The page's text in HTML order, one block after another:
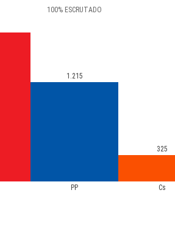
100%ESCRUTADO
PP Cs
1.215
325